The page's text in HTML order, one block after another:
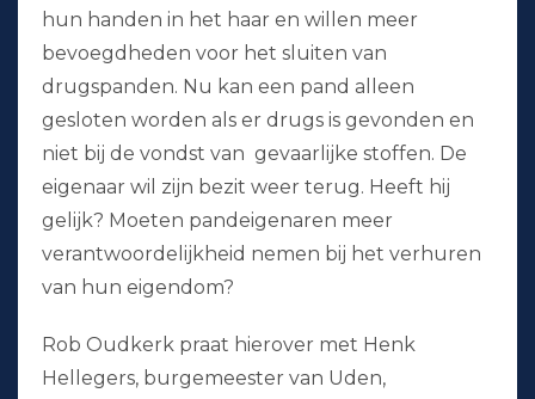
hun handen in het haar en willen meer
bevoegdheden voor het sluiten van
drugspanden. Nu kan een pand alleen
gesloten worden als er drugs is gevonden en
niet bij de vondst van gevaarlijke stoffen. De
eigenaar wil zijn bezit weer terug. Heeft hij
gelijk? Moeten pandeigenaren meer
verantwoordelijkheid nemen bij het verhuren
van hun eigendom?
Rob Oudkerk praat hierover met Henk
Hellegers, burgemeester van Uden,